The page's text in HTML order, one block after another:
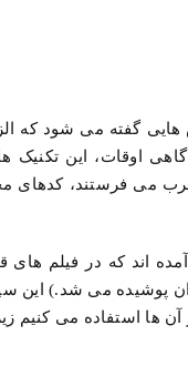
گفته می شود که
اوقات، این تکنیک
می فرستند، کدهای
اند که در فیلم
پوشیده می شد.) این
ها استفاده می کنیم